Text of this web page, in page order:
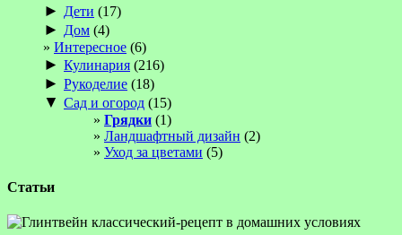
► Дети (17)
► Дом (4)
Интересное (6)
► Кулинария (216)
► Рукоделие (18)
▼ Сад и огород (15)
Грядки (1)
Ландшафтный дизайн (2)
Уход за цветами (5)
Статьи